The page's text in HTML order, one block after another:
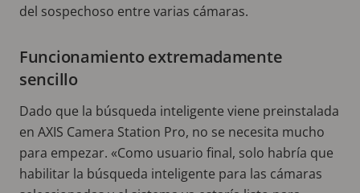
del sospechoso entre varias cámaras.
Funcionamiento extremadamente
sencillo
Dado que la búsqueda inteligente viene preinstalada
en AXIS Camera Station Pro, no se necesita mucho
para empezar. «Como usuario final, solo habría que
habilitar la búsqueda inteligente para las cámaras